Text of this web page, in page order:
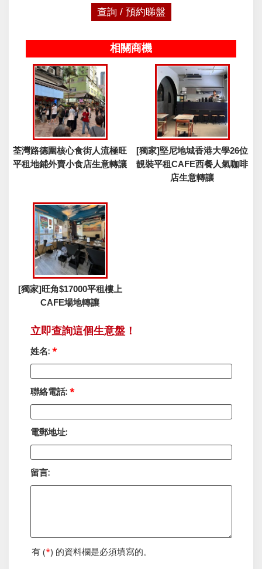
查詢 / 預約睇盤
相關商機
荃灣路德圍核心食街人流極旺
平租地鋪外賣小食店生意轉讓
[獨家]堅尼地城香港大學26位
靚裝平租CAFE西餐人氣咖啡
店生意轉讓
[獨家]旺角$17000平租樓上
CAFE場地轉讓
立即查詢這個生意盤！
姓名: *
聯絡電話: *
電郵地址:
留言:
有 (*) 的資料欄是必須填寫的。